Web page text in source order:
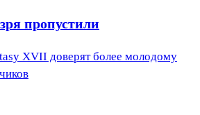
пропустили
XVII доверят более молодому